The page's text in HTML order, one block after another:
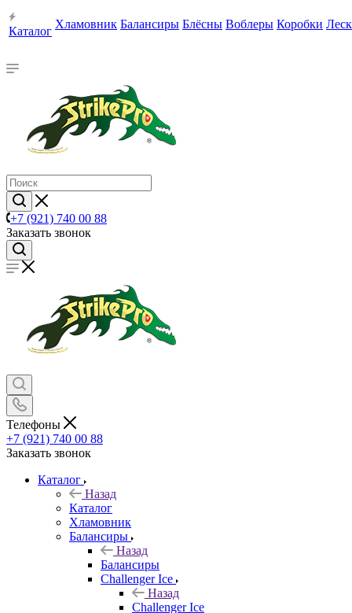
Каталог
Хламовник Балансиры Блёсны Воблеры Коробки
+7 (921) 740 00 88
Заказать звонок
Телефоны
+7 (921) 740 00 88
Заказать звонок
Каталог
Назад
Каталог
Хламовник
Балансиры
Назад
Балансиры
Challenger Ice
Назад
Challenger Ice